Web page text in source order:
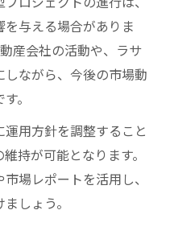
与える場合がありま
産会社の活動や、ラサ
ながら、今後の市場動
。
用方針を調整すること
持が可能となります。
場レポートを活用し、
しょう。